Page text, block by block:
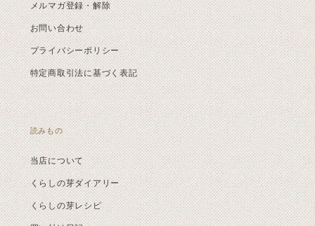
メルマガ登録・解除
お問い合わせ
プライバシーポリシー
特定商取引法に基づく表記
読みもの
当店について
くらしの芽ダイアリー
くらしの芽レシピ